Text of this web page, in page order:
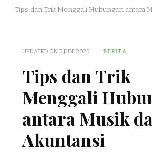
Tips dan Trik Menggali Hubungan antara
UPDATED ON 3 JUNI 2025 BERITA
Tips dan Trik
Menggali
antara Musik
Akuntansi